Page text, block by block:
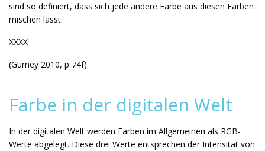
sind so definiert, dass sich jede andere Farbe aus diesen Farben
mischen lässt.
XXXX
(Gurney 2010, p 74f)
Farbe in der digitalen Welt
In der digitalen Welt werden Farben im Allgemeinen als RGB-
Werte abgelegt. Diese drei Werte entsprechen der Intensität von